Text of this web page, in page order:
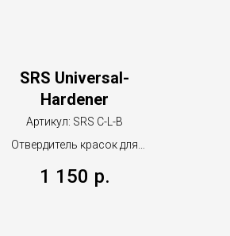
SRS Universal-
Hardener
Артикул: SRS C-L-B
Отвердитель красок для
1 150 р.